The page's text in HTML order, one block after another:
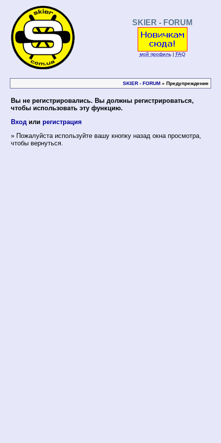
SKIER - FORUM
мой профиль| FAQ
SKIER - FORUM » Предупреждение
Вы не регистрировались. Вы должны регистрироваться,
чтобы использовать эту функцию.
Вход или регистрация
» Пожалуйста используйте вашу кнопку назад окна просмотра,
чтобы вернуться.